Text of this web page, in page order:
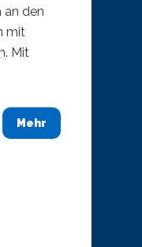
an den
mit
Mit
Mehr